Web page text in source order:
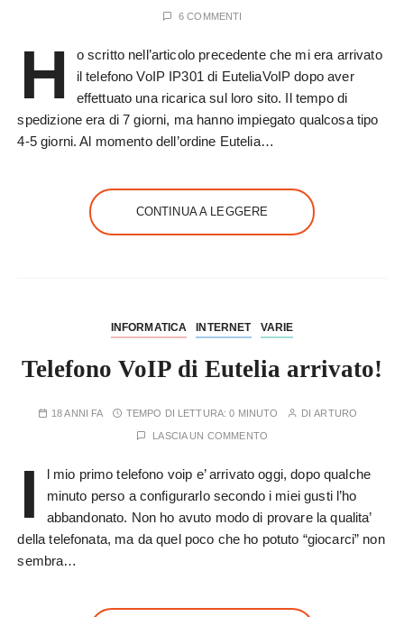
6 COMMENTI
H
o scritto nell’articolo precedente che mi era arrivato
il telefono VoIP IP301 di EuteliaVoIP dopo aver
effettuato una ricarica sul loro sito. Il tempo di
spedizione era di 7 giorni, ma hanno impiegato qualcosa tipo
4-5 giorni. Al momento dell’ordine Eutelia…
CONTINUA A LEGGERE
INFORMATICA INTERNET VARIE
Telefono VoIP di Eutelia arrivato!
18 ANNI FA TEMPO DI LETTURA:0 MINUTO DIARTURO
LASCIA UN COMMENTO
I
l mio primo telefono voip e’ arrivato oggi, dopo qualche
minuto perso a configurarlo secondo i miei gusti l’ho
abbandonato. Non ho avuto modo di provare la qualita’
della telefonata, ma da quel poco che ho potuto “giocarci” non
sembra…